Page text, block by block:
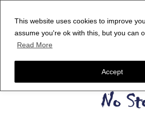
This website uses cookies to improve
assume you're ok with this, but you can
Read More
Accept